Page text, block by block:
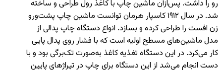
رو را داشت. پس‌ازآن ماشین چاپ با کاغذ رول طراحی و ساخته
شد. در سال ۱۹۱۲ کاسپار هرمان توانست ماشین چاپ پشت‌ورو
زن ‌افست را طراحی کرده و بسازد. انواع دستگاه چاپ پدالی از
مدل ماشین‌های مسطح اولیه است که با فشار روی پدال پایی
کار می‌کرد. در این دستگاه تغذیه کاغذ به‌صورت تک‌برگی بود و با
دست انجام می‌شد از این دستگاه برای چاپ در تیراژهای پایین